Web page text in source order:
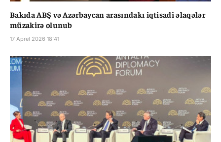
Bakıda ABŞ və Azərbaycan arasındakı iqtisadi əlaqələr
müzakirə olunub
17 Aprel 2026 18:41